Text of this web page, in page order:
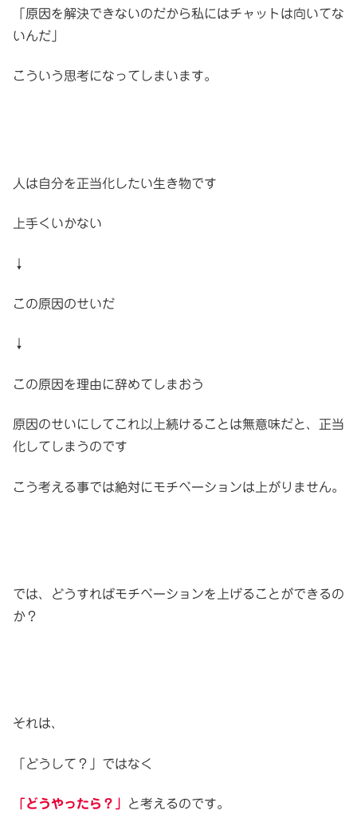
「原因を解決できないのだから私にはチャットは向いてな
いんだ」
こういう思考になってしまいます。
人は自分を正当化したい生き物です
上手くいかない
↓
この原因のせいだ
↓
この原因を理由に辞めてしまおう
原因のせいにしてこれ以上続けることは無意味だと、正当
化してしまうのです
こう考える事では絶対にモチベーションは上がりません。
では、どうすればモチベーションを上げることができるの
か？
それは、
「どうして？」ではなく
「どうやったら？」 と考えるのです。